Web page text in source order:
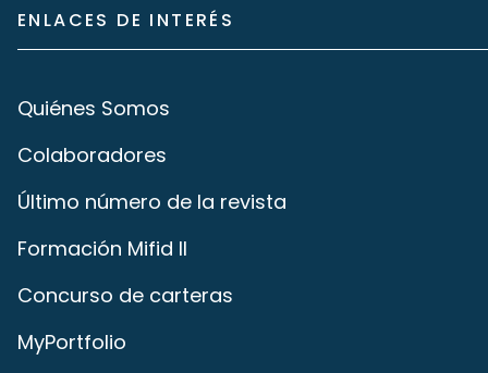
ENLACES DE INTERÉS
Quiénes Somos
Colaboradores
Último número de la revista
Formación Mifid II
Concurso de carteras
MyPortfolio